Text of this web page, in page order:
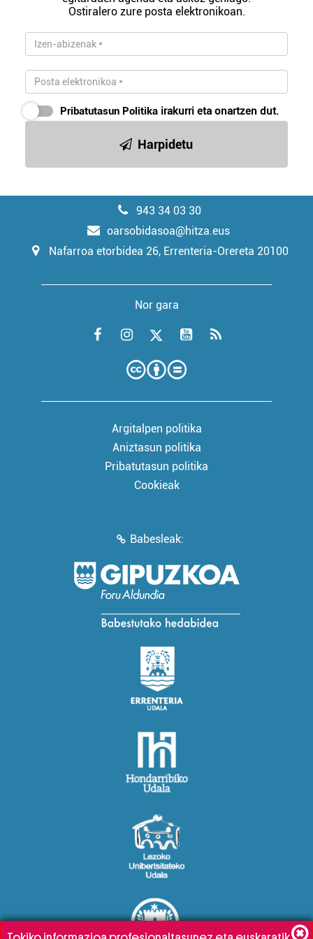
Ostiralero zure posta elektronikoan.
Pribatutasun Politika irakurri eta onartzen dut.
Harpidetu
943 34 03 30
oarsobidasoa@hitza.eus
Nafarroa etorbidea 26, Errenteria-Orereta 20100
Nor gara
Argitalpen politika
Aniztasun politika
Pribatutasun politika
Cookieak
Babesleak: